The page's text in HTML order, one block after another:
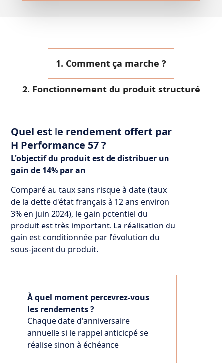
1. Comment ça marche ?
2. Fonctionnement du produit structuré
Quel est le rendement offert par
H Performance 57 ?
L'objectif du produit est de distribuer un
gain de 14% par an
Comparé au taux sans risque à date (taux
de la dette d'état français à 12 ans environ
3% en juin 2024), le gain potentiel du
produit est très important. La réalisation du
gain est conditionnée par l'évolution du
sous-jacent du produit.
À quel moment percevrez-vous
les rendements ?
Chaque date d'anniversaire
annuelle si le rappel anticicpé se
réalise sinon à échéance